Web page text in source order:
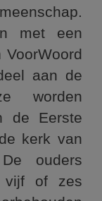
met een
aan de
worden
de Eerste
kerk van
ouders
vijf of zes